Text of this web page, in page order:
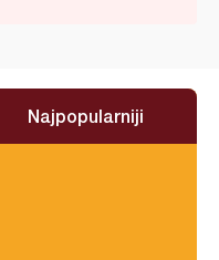
Najpopularniji